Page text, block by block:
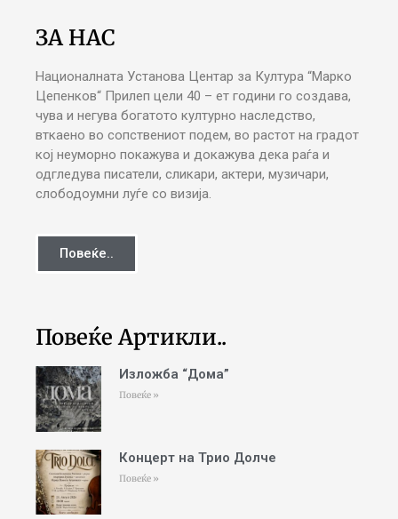
ЗА НАС
Националната Установа Центар за Култура “Марко
Цепенков“ Прилеп цели 40 – ет години го создава,
чува и негува богатото културно наследство,
вткаено во сопствениот подем, во растот на градот
кој неуморно покажува и докажува дека раѓа и
одгледува писатели, сликари, актери, музичари,
слободоумни луѓе со визија.
Повеќе..
Повеќе Артикли..
Изложба “Дома”
Повеќе »
Концерт на Трио Долче
Повеќе »